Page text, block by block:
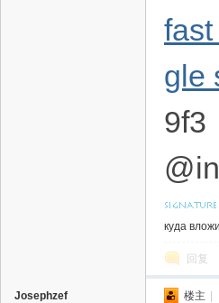
gle
9f3
куда
回复
Josephzef 楼主